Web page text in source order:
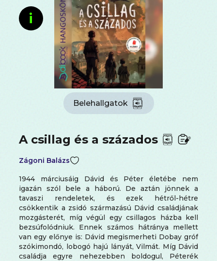
i
Belehallgatok
A csillag és a százados
Zágoni Balázs
1944 márciusáig Dávid és Péter életébe nem
igazán szól bele a háború. De aztán jönnek a
tavaszi rendeletek, és ezek hétről-hétre
csökkentik a zsidó származású Dávid családjának
mozgásterét, míg végül egy csillagos házba kell
bezsúfolódniuk. Ennek számos hátránya mellett
van egy előnye is: Dávid megismerheti Dobay gróf
szókimondó, lobogó hajú lányát, Vilmát. Míg Dávid
családja egyre nehezebben boldogul, Péterék